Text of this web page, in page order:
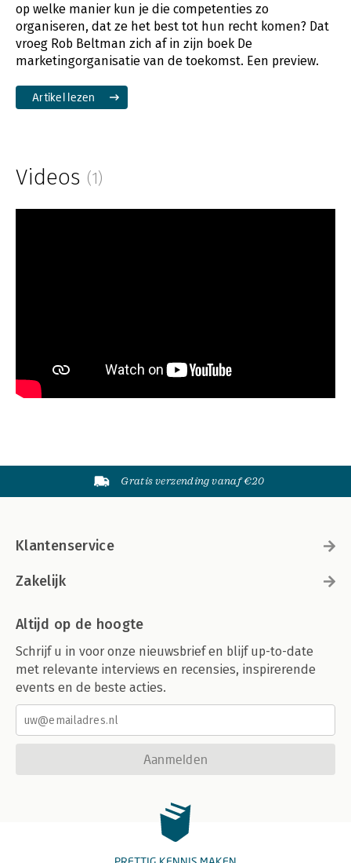
op welke manier kun je die competenties zo
organiseren, dat ze het best tot hun recht komen? Dat
vroeg Rob Beltman zich af in zijn boek De
marketingorganisatie van de toekomst. Een preview.
Artikel lezen
Videos (1)
Gratis verzending vanaf €20
Klantenservice
Zakelijk
Altijd op de hoogte
Schrijf u in voor onze nieuwsbrief en blijf up-to-date
met relevante interviews en recensies, inspirerende
events en de beste acties.
Aanmelden